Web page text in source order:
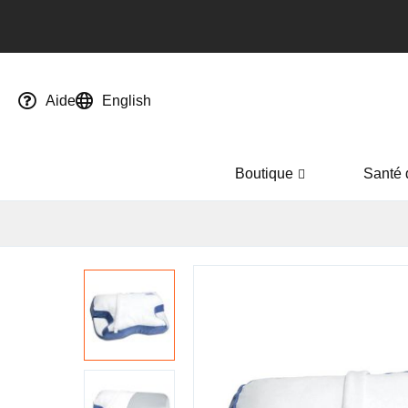
Aide English
Boutique Santé
Passer
la
fin
de